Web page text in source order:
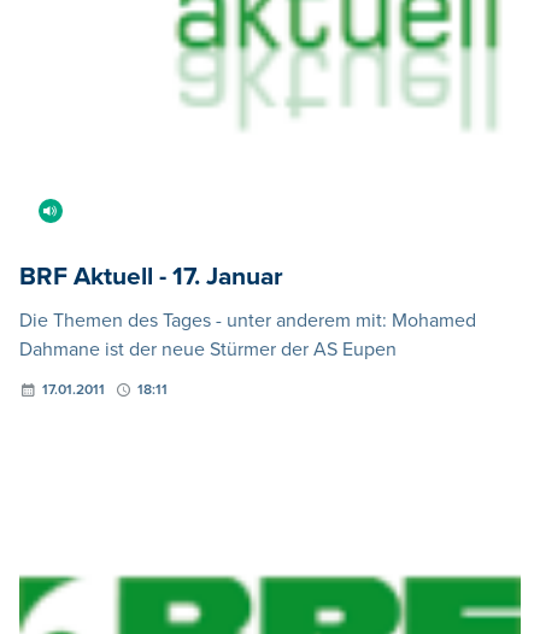
BRF Aktuell - 17. Januar
Die Themen des Tages - unter anderem mit: Mohamed
Dahmane ist der neue Stürmer der AS Eupen
17.01.2011 18:11